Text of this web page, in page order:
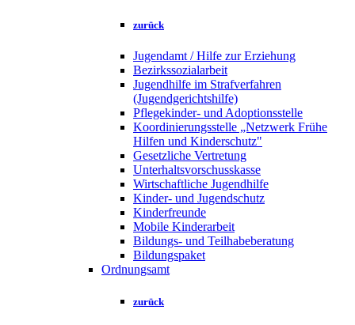
zurück
Jugendamt / Hilfe zur Erziehung
Bezirkssozialarbeit
Jugendhilfe im Strafverfahren
(Jugendgerichtshilfe)
Pflegekinder- und Adoptionsstelle
Koordinierungsstelle „Netzwerk Frühe
Hilfen und Kinderschutz"
Gesetzliche Vertretung
Unterhaltsvorschusskasse
Wirtschaftliche Jugendhilfe
Kinder- und Jugendschutz
Kinderfreunde
Mobile Kinderarbeit
Bildungs- und Teilhabeberatung
Bildungspaket
Ordnungsamt
zurück